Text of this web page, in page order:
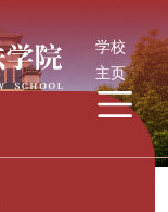
学校
主页